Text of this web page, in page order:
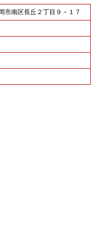
市南区長丘２丁目９－１７